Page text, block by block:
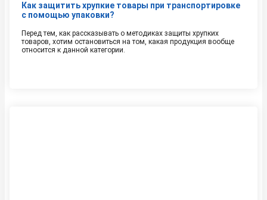
Как защитить хрупкие товары при транспортировке
с помощью упаковки?
Перед тем, как рассказывать о методиках защиты хрупких
товаров, хотим остановиться на том, какая продукция вообще
относится к данной категории.